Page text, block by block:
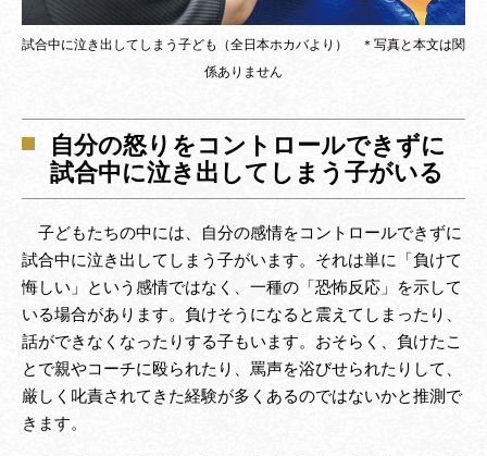
試合中に泣き出してしまう子ども（全日本ホカバより） ＊写真と本文は関
係ありません
自分の怒りをコントロールできずに
試合中に泣き出してしまう子がいる
子どもたちの中には、自分の感情をコントロールできずに
試合中に泣き出してしまう子がいます。それは単に「負けて
悔しい」という感情ではなく、一種の「恐怖反応」を示して
いる場合があります。負けそうになると震えてしまったり、
話ができなくなったりする子もいます。おそらく、負けたこ
とで親やコーチに殴られたり、罵声を浴びせられたりして、
厳しく叱責されてきた経験が多くあるのではないかと推測で
きます。